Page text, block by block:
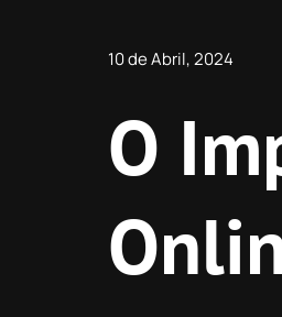
10 de Abril, 2024
O